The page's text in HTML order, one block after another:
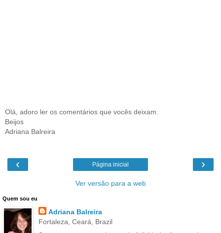
Olá, adoro ler os comentários que vocês deixam.
Beijos
Adriana Balreira
‹ ›
Página inicial
Ver versão para a web
Quem sou eu
Adriana Balreira
Fortaleza, Ceará, Brazil